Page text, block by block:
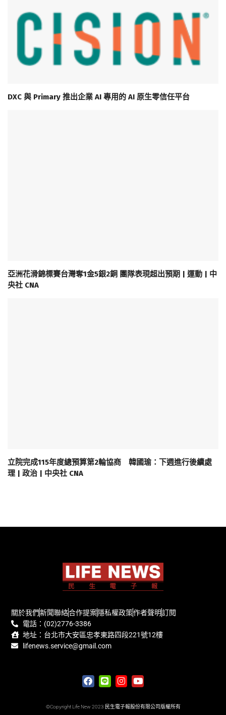
DXC 與 Primary 推出企業 AI 專用的 AI 原生零信任平台
亞洲花滑錦標賽台灣奪1金5銀2銅 團隊表現超出預期 | 運動 | 中
央社 CNA
立院完成115年度總預算第2輪協商 韓國瑜：下週進行後續處
理 | 政治 | 中央社 CNA
關於我們新聞聯絡合作提案隱私權政策作者聲明訂閱
電話：(02)2776-3386
地址：台北市大安區忠孝東路四段221號12樓
lifenews.service@gmail.com
©Copyright Life New 2023 民生電子報股份有限公司版權所有